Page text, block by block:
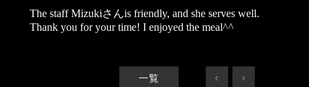
The staff Mizukiさんis friendly, and she serves well.
Thank you for your time! I enjoyed the meal^^
一覧 < >